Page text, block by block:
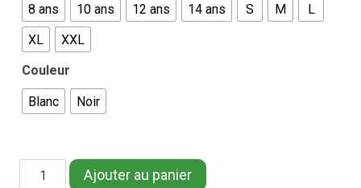
8 ans 10 ans 12 ans 14 ans S M
L
XL
XXL
Couleur
Blanc Noir
quantité
Ajouter au panier